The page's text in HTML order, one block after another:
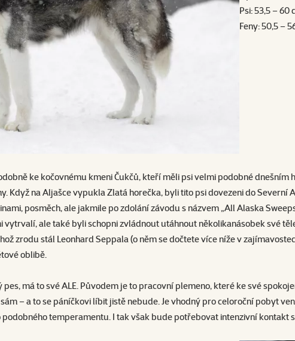
Psi: 53,5 – 60
Feny: 50,5 –
ke kočovnému kmeni Čukčů, kteří měli psi velmi podobné
Když na Aljašce vypukla Zlatá horečka, byli tito psi dovezeni do
posměch, ale jakmile po zdolání závodu s názvem „All Alaska
vytrvalí, ale také byli schopni zvládnout utáhnout několikanásobek své
zrodu stál Leonhard Seppala (o něm se dočtete více níže v
oblibě.
má to své ALE. Původem je to pracovní plemeno, které ke své
– a to se páníčkovi líbit jistě nebude. Je vhodný pro celoroční pobyt
temperamentu. I tak však bude potřebovat intenzivní